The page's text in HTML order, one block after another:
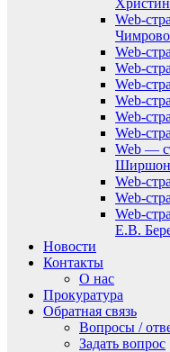
Web-
Web-
Web-
Web-
Web-
Web-
Web-
Web —
Web-
Web-
Web-
Е.В.
Новости
Контакты
О нас
Прокуратура
Обратная связь
Вопросы /
Задать вопрос